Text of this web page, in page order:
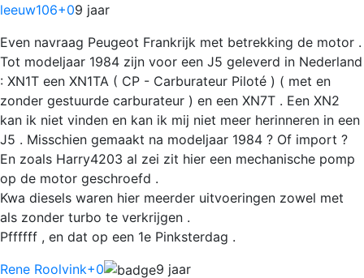
leeuw106+09 jaar
Even navraag Peugeot Frankrijk met betrekking de motor .
Tot modeljaar 1984 zijn voor een J5 geleverd in Nederland
: XN1T een XN1TA ( CP - Carburateur Piloté ) ( met en
zonder gestuurde carburateur ) en een XN7T . Een XN2
kan ik niet vinden en kan ik mij niet meer herinneren in een
J5 . Misschien gemaakt na modeljaar 1984 ? Of import ?
En zoals Harry4203 al zei zit hier een mechanische pomp
op de motor geschroefd .
Kwa diesels waren hier meerder uitvoeringen zowel met
als zonder turbo te verkrijgen .
Pffffff , en dat op een 1e Pinksterdag .
Rene Roolvink+0 9 jaar